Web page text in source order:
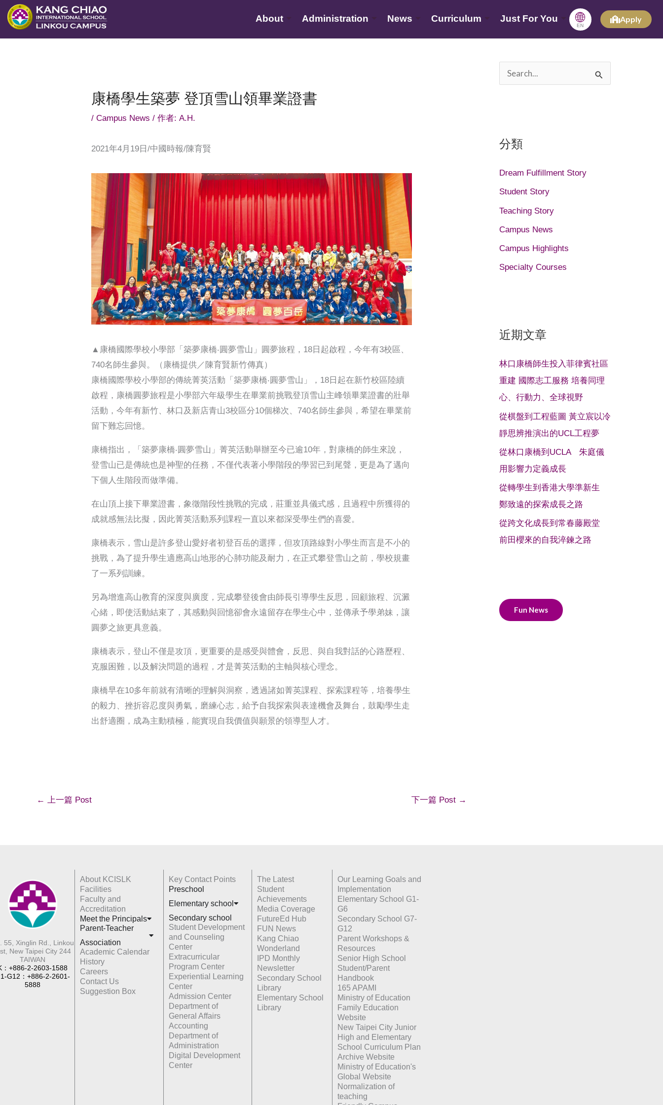
至
主
About Administration News Curriculum Just For You 🌐
EN
Apply
康橋學生築夢 登頂雪山領畢業證書
/Campus News / 作者:A.H.
2021年4月19日/中國時報/陳育賢
▲康橋國際學校小學部「築夢康橋‧圓夢雪山」圓夢旅程，18日起啟程，今年有3校區、
740名師生參與。（康橋提供／陳育賢新竹傳真）
康橋國際學校小學部的傳統菁英活動「築夢康橋‧圓夢雪山」，18日起在新竹校區陸續
啟程，康橋圓夢旅程是小學部六年級學生在畢業前挑戰登頂雪山主峰領畢業證書的壯舉
活動，今年有新竹、林口及新店青山3校區分10個梯次、740名師生參與，希望在畢業前
留下難忘回憶。
康橋指出，「築夢康橋‧圓夢雪山」菁英活動舉辦至今已逾10年，對康橋的師生來說，
登雪山已是傳統也是神聖的任務，不僅代表著小學階段的學習已到尾聲，更是為了邁向
下個人生階段而做準備。
在山頂上接下畢業證書，象徵階段性挑戰的完成，莊重並具儀式感，且過程中所獲得的
成就感無法比擬，因此菁英活動系列課程一直以來都深受學生們的喜愛。
康橋表示，雪山是許多登山愛好者初登百岳的選擇，但攻頂路線對小學生而言是不小的
挑戰，為了提升學生適應高山地形的心肺功能及耐力，在正式攀登雪山之前，學校規畫
了一系列訓練。
另為增進高山教育的深度與廣度，完成攀登後會由師長引導學生反思，回顧旅程、沉澱
心緒，即使活動結束了，其感動與回憶卻會永遠留存在學生心中，並傳承予學弟妹，讓
圓夢之旅更具意義。
康橋表示，登山不僅是攻頂，更重要的是感受與體會，反思、與自我對話的心路歷程、
克服困難，以及解決問題的過程，才是菁英活動的主軸與核心理念。
康橋早在10多年前就有清晰的理解與洞察，透過諸如菁英課程、探索課程等，培養學生
的毅力、挫折容忍度與勇氣，磨練心志，給予自我探索與表達機會及舞台，鼓勵學生走
出舒適圈，成為主動積極，能實現自我價值與願景的領導型人才。
← 上一篇 Post 下一篇 Post →
字
分類
Dream Fulfillment Story
Student Story
Teaching Story
Campus News
Campus Highlights
Specialty Courses
近期文章
林口康橋師生投入菲律賓社區
重建 國際志工服務 培養同理
心、行動力、全球視野
從棋盤到工程藍圖 黃立宸以冷
靜思辨推演出的UCL工程夢
從林口康橋到UCLA 朱庭儀
用影響力定義成長
從轉學生到香港大學準新生
鄭致遠的探索成長之路
從跨文化成長到常春藤殿堂
前田櫻來的自我淬鍊之路
Fun News
55, Xinglin Rd., Linkou
New Taipei City 244
TAIWAN
：+886-2-2603-1588
G12：+886-2-2601-
5888
About KCISLK
Facilities
Faculty and
Accreditation
Meet the Principals
Parent-Teacher
Association
Academic Calendar
History
Careers
Contact Us
Suggestion Box
Key Contact Points
Preschool
Elementary school
Secondary school
Student Development
and Counseling
Center
Extracurricular
Program Center
Experiential Learning
Center
Admission Center
Department of
General Affairs
Accounting
Department of
Administration
Digital Development
Center
The Latest
Student
Achievements
Media Coverage
FutureEd Hub
FUN News
Kang Chiao
Wonderland
IPD Monthly
Newsletter
Secondary School
Library
Elementary School
Library
Our Learning Goals and
Implementation
Elementary School G1-
G6
Secondary School G7-
G12
Parent Workshops &
Resources
Senior High School
Student/Parent
Handbook
165 APAMI
Ministry of Education
Family Education
Website
New Taipei City Junior
High and Elementary
School Curriculum Plan
Archive Website
Ministry of Education's
Global Website
Normalization of
teaching